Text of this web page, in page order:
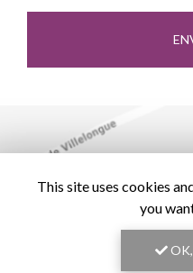
This site uses cookies
you